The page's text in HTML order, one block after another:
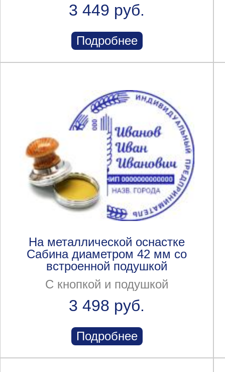
3 449 руб.
Подробнее
На металлической оснастке
Сабина диаметром 42 мм со
встроенной подушкой
С кнопкой и подушкой
3 498 руб.
Подробнее